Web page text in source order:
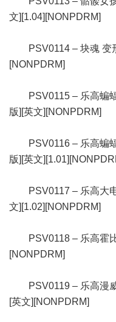
文][1.04][NONPDRM]
PSV0114 – 块魂 变
[NONPDRM]
PSV0115 – 乐高蝙蝠
版][英文][NONPDRM]
PSV0116 – 乐高蝙蝠
版][英文
PSV0117 – 乐高大电
文][1.02][NONPDRM]
PSV0118 – 乐高霍比
[NONPDRM]
PSV0119 – 乐高漫威
[英文][NONPDRM]